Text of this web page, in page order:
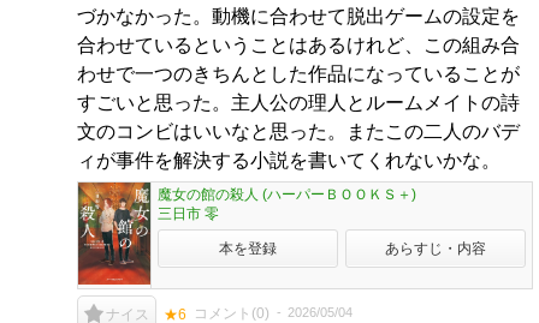
づかなかった。動機に合わせて脱出ゲームの設定を
合わせているということはあるけれど、この組み合
わせで一つのきちんとした作品になっていることが
すごいと思った。主人公の理人とルームメイトの詩
文のコンビはいいなと思った。またこの二人のバデ
ィが事件を解決する小説を書いてくれないかな。
魔女の館の殺人 (ハーパーＢＯＯＫＳ＋)
三日市 零
本を登録 あらすじ・内容
ナイス ★6 コメント(0) 2026/05/04